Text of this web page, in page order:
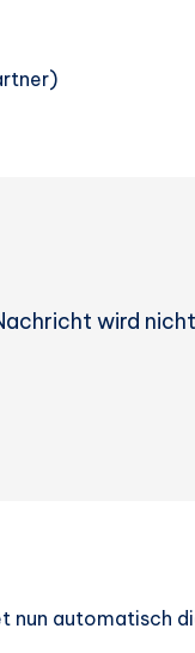
wird
automatisch